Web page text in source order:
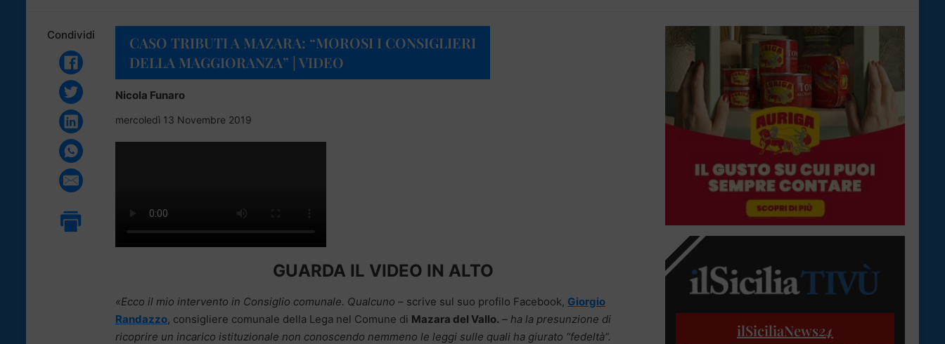
Condividi
CASO TRIBUTI A MAZARA: “MOROSI I CONSIGLIERI
DELLA MAGGIORANZA” | VIDEO
Nicola Funaro
mercoledì 13 Novembre 2019
GUARDA IL VIDEO IN ALTO
«Ecco il mio intervento in Consiglio comunale. Qualcuno – scrive sul suo profilo Facebook, Giorgio
Randazzo, consigliere comunale della Lega nel Comune di Mazara del Vallo. – ha la presunzione di
ricoprire un incarico istituzionale non conoscendo nemmeno le leggi sulle quali ha giurato “fedeltà”.
ilSiciliaNews24